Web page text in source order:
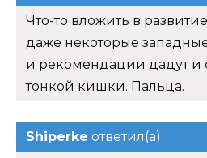
Что-то вложить в
даже некоторые
и рекомендации дадут и
тонкой кишки. Пальца.
Shiperke ответил(а)